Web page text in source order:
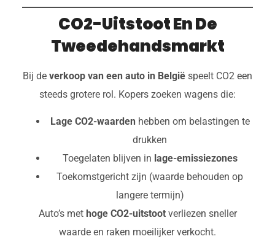
CO2-Uitstoot En De
Tweedehandsmarkt
Bij de verkoop van een auto in België speelt CO2 een
steeds grotere rol. Kopers zoeken wagens die:
Lage CO2-waarden hebben om belastingen te
drukken
Toegelaten blijven in lage-emissiezones
Toekomstgericht zijn (waarde behouden op
langere termijn)
Auto’s met hoge CO2-uitstootverliezen sneller
waarde en raken moeilijker verkocht.